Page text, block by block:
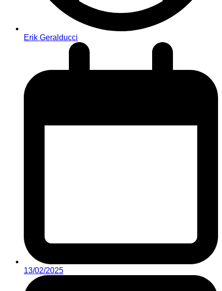
Erik Geralducci
13/02/2025